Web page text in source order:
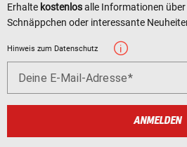
Erhalte kostenlosalle Informationen
Schnäppchen oder interessante
Hinweis zum Datenschutz
Deine E-Mail-Adresse
ANMELDEN